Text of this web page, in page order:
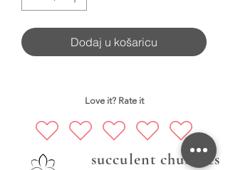
Dodaj u košaricu
Love it? Rate it
succulent chubbies